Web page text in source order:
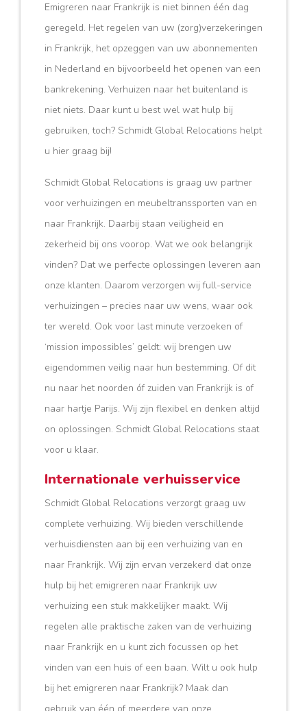
Emigreren naar Frankrijk is niet binnen één dag
geregeld. Het regelen van uw (zorg)verzekeringen
in Frankrijk, het opzeggen van uw abonnementen
in Nederland en bijvoorbeeld het openen van een
bankrekening. Verhuizen naar het buitenland is
niet niets. Daar kunt u best wel wat hulp bij
gebruiken, toch? Schmidt Global Relocations helpt
u hier graag bij!
Schmidt Global Relocations is graag uw partner
voor verhuizingen en meubeltranssporten van en
naar Frankrijk. Daarbij staan veiligheid en
zekerheid bij ons voorop. Wat we ook belangrijk
vinden? Dat we perfecte oplossingen leveren aan
onze klanten. Daarom verzorgen wij full-service
verhuizingen – precies naar uw wens, waar ook
ter wereld. Ook voor last minute verzoeken of
‘mission impossibles’ geldt: wij brengen uw
eigendommen veilig naar hun bestemming. Of dit
nu naar het noorden óf zuiden van Frankrijk is of
naar hartje Parijs. Wij zijn flexibel en denken altijd
on oplossingen. Schmidt Global Relocations staat
voor u klaar.
Internationale verhuisservice
Schmidt Global Relocations verzorgt graag uw
complete verhuizing. Wij bieden verschillende
verhuisdiensten aan bij een verhuizing van en
naar Frankrijk. Wij zijn ervan verzekerd dat onze
hulp bij het emigreren naar Frankrijk uw
verhuizing een stuk makkelijker maakt. Wij
regelen alle praktische zaken van de verhuizing
naar Frankrijk en u kunt zich focussen op het
vinden van een huis of een baan. Wilt u ook hulp
bij het emigreren naar Frankrijk? Maak dan